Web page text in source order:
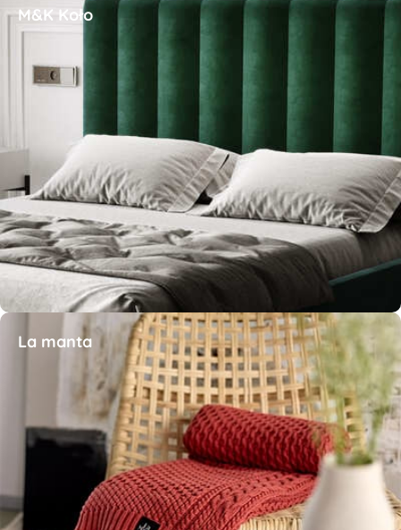
M&K Koło
La manta